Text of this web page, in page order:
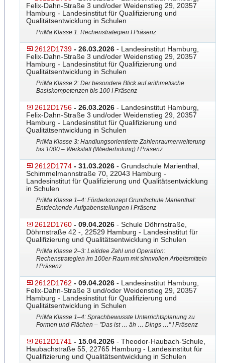
Felix-Dahn-Straße 3 und/oder Weidenstieg 29, 20357
Hamburg - Landesinstitut für Qualifizierung und
Qualitätsentwicklung in Schulen
PriMa Klasse 1: Rechenstrategien I Präsenz
2612D1739 - 26.03.2026 - Landesinstitut Hamburg,
Felix-Dahn-Straße 3 und/oder Weidenstieg 29, 20357
Hamburg - Landesinstitut für Qualifizierung und
Qualitätsentwicklung in Schulen
PriMa Klasse 2: Der besondere Blick auf arithmetische
Basiskompetenzen bis 100 I Präsenz
2612D1756 - 26.03.2026 - Landesinstitut Hamburg,
Felix-Dahn-Straße 3 und/oder Weidenstieg 29, 20357
Hamburg - Landesinstitut für Qualifizierung und
Qualitätsentwicklung in Schulen
PriMa Klasse 3: Handlungsorientierte Zahlenraumerweiterung
bis 1000 – Werkstatt (Wiederholung) I Präsenz
2612D1774 - 31.03.2026 - Grundschule Marienthal,
Schimmelmannstraße 70, 22043 Hamburg -
Landesinstitut für Qualifizierung und Qualitätsentwicklung
in Schulen
PriMa Klasse 1–4: Förderkonzept Grundschule Marienthal:
Entdeckende Aufgabenstellungen I Präsenz
2612D1760 - 09.04.2026 - Schule Döhrnstraße,
Döhrnstraße 42 -, 22529 Hamburg - Landesinstitut für
Qualifizierung und Qualitätsentwicklung in Schulen
PriMa Klasse 2–3: Leitidee Zahl und Operation:
Rechenstrategie​n im 100er-Raum mit sinnvollen Arbeitsmitteln
I Präsenz
2612D1762 - 09.04.2026 - Landesinstitut Hamburg,
Felix-Dahn-Straße 3 und/oder Weidenstieg 29, 20357
Hamburg - Landesinstitut für Qualifizierung und
Qualitätsentwicklung in Schulen
PriMa Klasse 1–4: Sprachbewusste Unterrichtsplanung zu
Formen und Flächen – "Das ist … äh … Dings …" I Präsenz
2612D1741 - 15.04.2026 - Theodor-Haubach-Schule,
Haubachstraße 55, 22765 Hamburg - Landesinstitut für
Qualifizierung und Qualitätsentwicklung in Schulen